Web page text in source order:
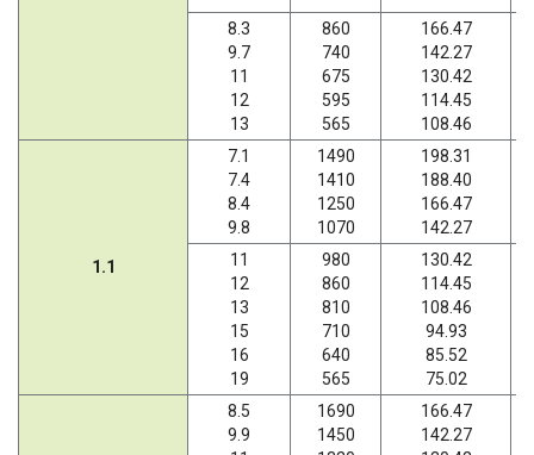
8.3
9.7
11
12
13
860
740
675
595
565
166.47
142.27
130.42
114.45
108.46
1.1
7.1
7.4
8.4
9.8
1490
1410
1250
1070
198.31
188.40
166.47
142.27
11
12
13
15
16
19
980
860
810
710
640
565
130.42
114.45
108.46
94.93
85.52
75.02
8.5
9.9
1690
1450
166.47
142.27